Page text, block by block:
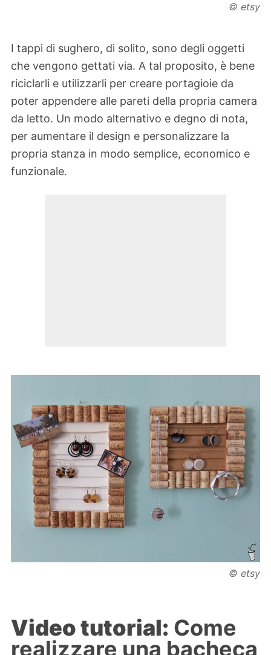
© etsy
I tappi di sughero, di solito, sono degli oggetti
che vengono gettati via. A tal proposito, è bene
riciclarli e utilizzarli per creare portagioie da
poter appendere alle pareti della propria camera
da letto. Un modo alternativo e degno di nota,
per aumentare il design e personalizzare la
propria stanza in modo semplice, economico e
funzionale.
© etsy
Video tutorial: Come
realizzare una bacheca